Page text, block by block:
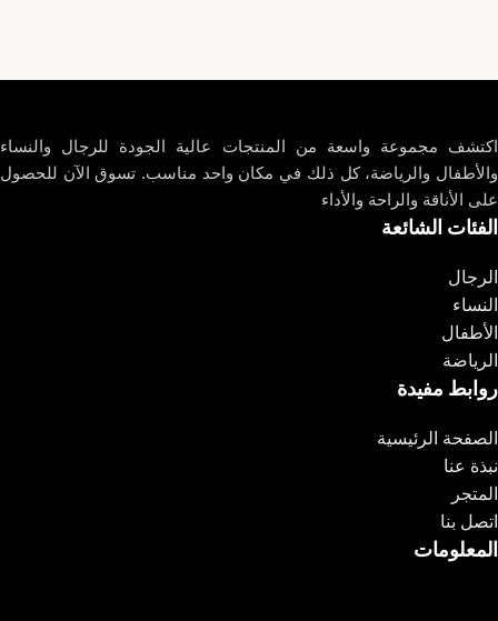
اكتشف مجموعة واسعة من المنتجات عالية الجودة للرجال والنساء
والأطفال والرياضة، كل ذلك في مكان واحد مناسب. تسوق الآن للحصول
على الأناقة والراحة والأداء
الفئات الشائعة
الرجال
النساء
الأطفال
الرياضة
روابط مفيدة
الصفحة الرئيسية
نبذة عنا
المتجر
اتصل بنا
المعلومات